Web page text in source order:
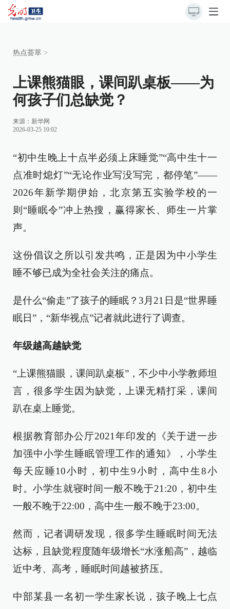
热点荟萃 >
上课熊猫眼，课间趴桌板——为
何孩子们总缺觉？
来源： 新华网
2026-03-25 10:02
“初中生晚上十点半必须上床睡觉”“高中生十一
点准时熄灯”“无论作业写没写完，都停笔”——
2026年新学期伊始，北京第五实验学校的一
则“睡眠令”冲上热搜，赢得家长、师生一片掌
声。
这份倡议之所以引发共鸣，正是因为中小学生
睡不够已成为全社会关注的痛点。
是什么“偷走”了孩子的睡眠？3月21日是“世界睡
眠日”，“新华视点”记者就此进行了调查。
年级越高越缺觉
“上课熊猫眼，课间趴桌板”，不少中小学教师坦
言，很多学生因为缺觉，上课无精打采，课间
趴在桌上睡觉。
根据教育部办公厅2021年印发的《关于进一步
加强中小学生睡眠管理工作的通知》，小学生
每天应睡10小时，初中生9小时，高中生8小
时。小学生就寝时间一般不晚于21:20，初中生
一般不晚于22:00，高中生一般不晚于23:00。
然而，记者调研发现，很多学生睡眠时间无法
达标，且缺觉程度随年级增长“水涨船高”，越临
近中考、高考，睡眠时间越被挤压。
中部某县一名初一学生家长说，孩子晚上七点